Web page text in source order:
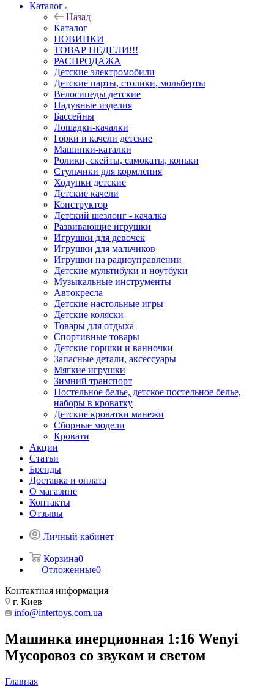
Каталог
Назад
Каталог
НОВИНКИ
ТОВАР НЕДЕЛИ!!!
РАСПРОДАЖА
Детские электромобили
Детские парты, столики, мольберты
Велосипеды детские
Надувные изделия
Бассейны
Лошадки-качалки
Горки и качели детские
Машинки-каталки
Ролики, скейты, самокаты, коньки
Стульчики для кормления
Ходунки детские
Детские качели
Конструктор
Детский шезлонг - качалка
Развивающие игрушки
Игрушки для девочек
Игрушки для мальчиков
Игрушки на радиоуправлении
Детские мультибуки и ноутбуки
Музыкальные инструменты
Автокресла
Детские настольные игры
Детские коляски
Товары для отдыха
Спортивные товары
Детские горшки и ванночки
Запасные детали, аксессуары
Мягкие игрушки
Зимний транспорт
Постельное белье, детское постельное белье,
наборы в кроватку
Детские кроватки манежи
Сборные модели
Кровати
Акции
Статьи
Бренды
Доставка и оплата
О магазине
Контакты
Отзывы
Личный кабинет
Корзина0
Отложенные0
Контактная информация
г. Киев
info@intertoys.com.ua
Машинка инерционная 1:16 Wenyi
Мусоровоз со звуком и светом
Главная